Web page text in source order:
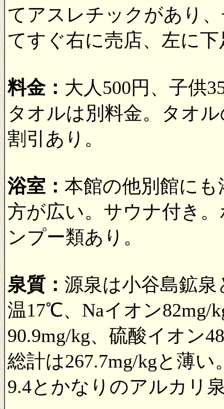
てアスレチックがあり
てすぐ右に売店、左に
料金： 大人500円、子供
タオルは別料金。タオ
割引あり。
浴室： 本館の他別館に
方が広い。サウナ付き
ンプー類あり。
泉質： 源泉は小谷島鉱
温17℃、Naイオン82mg/
90.9mg/kg、硫酸イオン
総計は267.7mg/kgと薄
9.4とかなりのアルカリ